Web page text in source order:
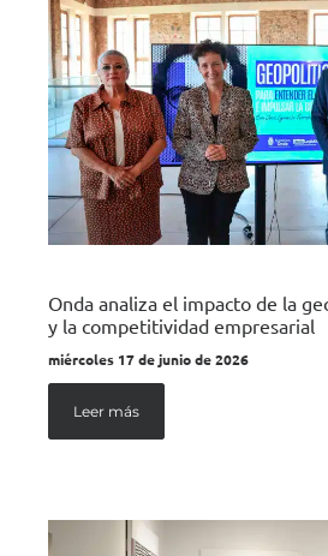
Onda analiza el impacto de la
y la competitividad empresarial
miércoles 17 de junio de 2026
Leer más